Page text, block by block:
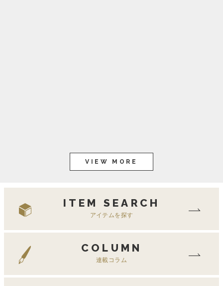
VIEW MORE
ITEM SEARCH
アイテムを探す
COLUMN
連載コラム